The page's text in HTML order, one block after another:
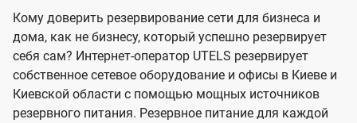
Кому доверить резервирование сети для бизнеса и
дома, как не бизнесу, который успешно резервирует
себя сам? Интернет-оператор UTELS резервирует
собственное сетевое оборудование и офисы в Киеве и
Киевской области с помощью мощных источников
резервного питания. Резервное питание для каждой